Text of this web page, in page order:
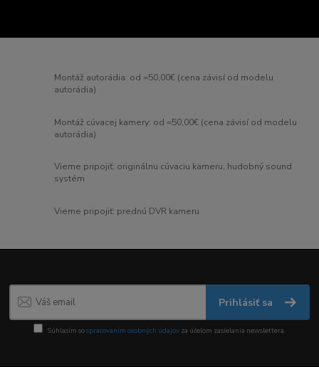
Montáž autorádia: od =50,00€ (cena závisí od modelu
autorádia)
Montáž cúvacej kamery: od =50,00€ (cena závisí od modelu
autorádia)
Vieme pripojiť: originálnu cúvaciu kameru, hudobný sound
systém
Vieme pripojiť: prednú DVR kameru
Prihlásiť sa
Súhlasím sospracovaním osobných údajov za účelom zasielania newslettera.